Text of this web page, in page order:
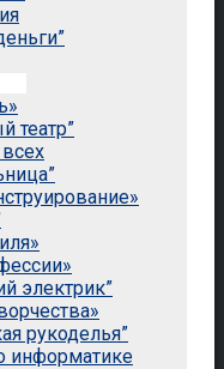
театр”
электрик”
рукоделья”
информатике